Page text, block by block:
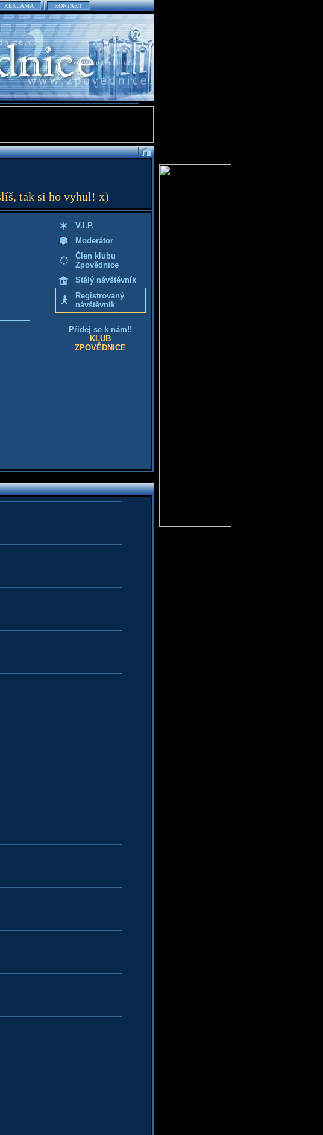
REKLAMA KONTAKT
tak si ho vyhul! x)
V.I.P.
Moderátor
Člen klubu
Zpovědnice
Stálý návštěvník
Registrovaný
návštěvník
Přidej se k nám!!
KLUB
ZPOVĚDNICE